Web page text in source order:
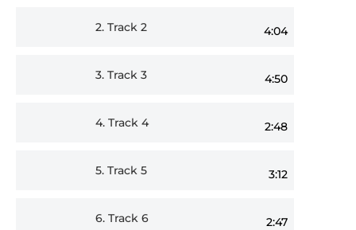
2. Track 2 4:04
3. Track 3 4:50
4. Track 4 2:48
5. Track 5 3:12
6. Track 6 2:47